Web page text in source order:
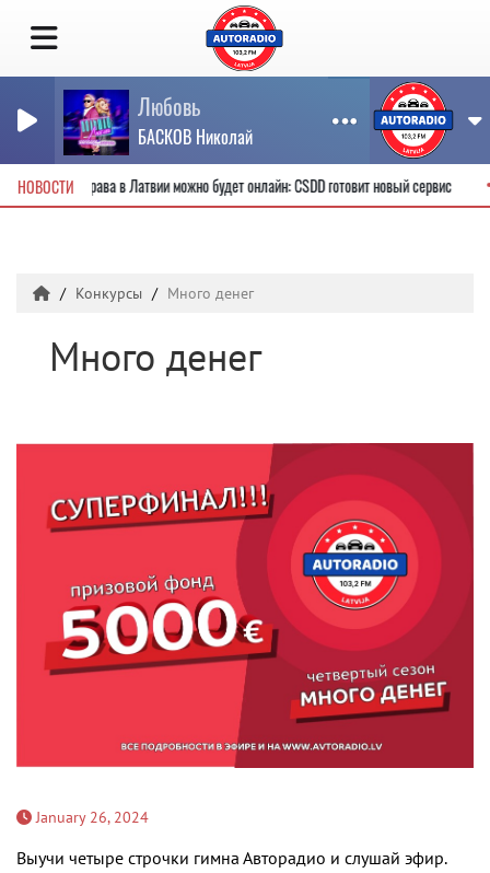
Любовь
БАСКОВ Николай
НОВОСТИ
водительские права в Латвии можно будет онлайн: CSDD готовит новый сервис
Конкурсы Много денег
Много денег
January 26, 2024
Выучи четыре строчки гимна Авторадио и слушай эфир.